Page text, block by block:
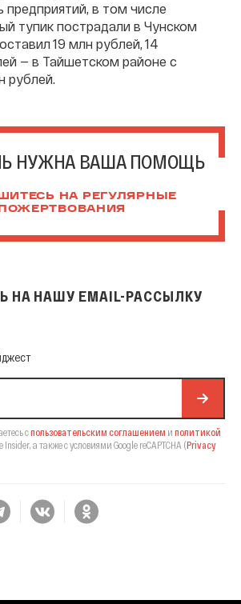
предприятий, в том числе
тупик пострадали в Чунском
19 млн рублей, 14
— в Тайшетском районе с
рублей.
НУЖНА ВАША ПОМОЩЬ
НА РЕГУЛЯРНЫЕ
ПОЖЕРТВОВАНИЯ
НА НАШУ EMAIL-РАССЫЛКУ
Email-рассылку
спользовательским соглашением и политикой
Insider, а также с условиями Google reCAPTCHA (Privacy